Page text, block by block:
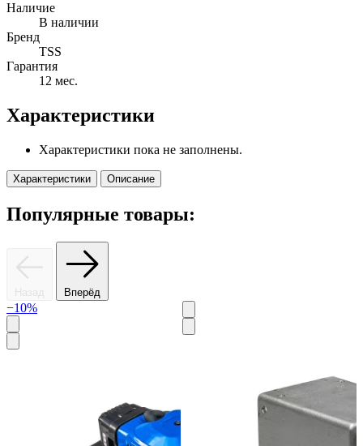
Наличие
В наличии
Бренд
TSS
Гарантия
12 мес.
Характеристики
Характеристики пока не заполнены.
Характеристики Описание
Популярные товары:
Назад Вперёд
−10%